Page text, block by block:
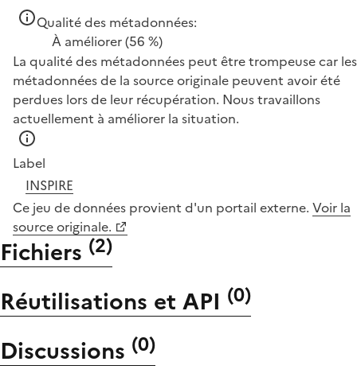
Qualité des métadonnées:
À améliorer(56 %)
La qualité des métadonnées peut être trompeuse car les
métadonnées de la source originale peuvent avoir été
perdues lors de leur récupération. Nous travaillons
actuellement à améliorer la situation.
Label
INSPIRE
Ce jeu de données provient d'un portail externe. Voir la
source originale.
Fichiers (2)
Réutilisations et API (0)
Discussions (0)